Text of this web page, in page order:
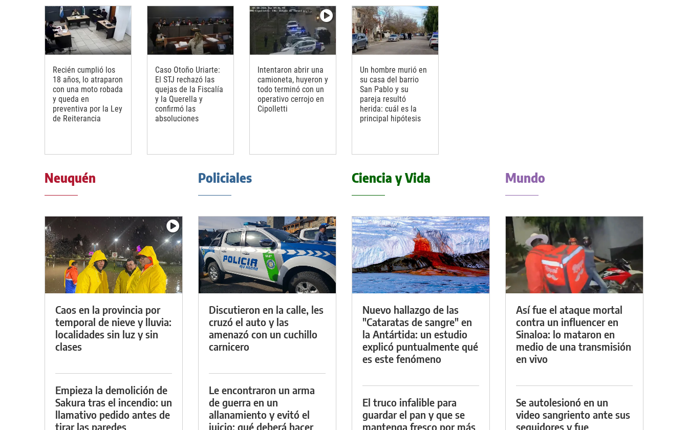
Recién cumplió los
18 años, lo atraparon
con una moto robada
y queda en
preventiva por la Ley
de Reiterancia
Caso Otoño Uriarte:
El STJ rechazó las
quejas de la Fiscalía
y la Querella y
confirmó las
absoluciones
Intentaron abrir una
camioneta, huyeron y
todo terminó con un
operativo cerrojo en
Cipolletti
Un hombre murió en
su casa del barrio
San Pablo y su
pareja resultó
herida: cuál es la
principal hipótesis
Neuquén
Caos en la provincia por
temporal de nieve y lluvia:
localidades sin luz y sin
clases
Empieza la demolición de
Sakura tras el incendio: un
llamativo pedido antes de
tirar las paredes
Policiales
Discutieron en la calle, les
cruzó el auto y las
amenazó con un cuchillo
carnicero
Le encontraron un arma
de guerra en un
allanamiento y evitó el
juicio: qué deberá hacer
Ciencia y Vida
Nuevo hallazgo de las
"Cataratas de sangre" en
la Antártida: un estudio
explicó puntualmente qué
es este fenómeno
El truco infalible para
guardar el pan y que se
mantenga fresco por más
Mundo
Así fue el ataque mortal
contra un influencer en
Sinaloa: lo mataron en
medio de una transmisión
en vivo
Se autolesionó en un
video sangriento ante sus
seguidores y fue